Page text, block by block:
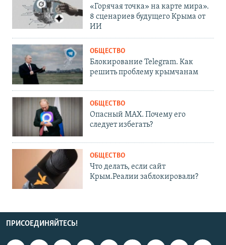
«Горячая точка» на карте мира».
8 сценариев будущего Крыма от
ИИ
ОБЩЕСТВО
Блокирование Telegram. Как
решить проблему крымчанам
ОБЩЕСТВО
Опасный MAX. Почему его
следует избегать?
ОБЩЕСТВО
Что делать, если сайт
Крым.Реалии заблокировали?
ПРИСОЕДИНЯЙТЕСЬ!